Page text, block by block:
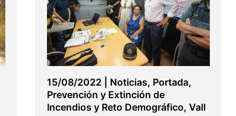
15/08/2022 Noticias, Portada,
Prevención y Extinción de
Incendios y Reto Demográfico, Vall